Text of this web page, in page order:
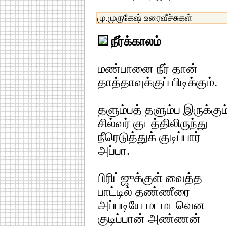
மு.முருகேஷ் உரைவீச்சுகள்
நீர்க்காலம்
மண்பானை நீர் தான்
தாத்தாவுக்குப் பிடிக்கும்.
தளும்பத் தளும்ப
சில்வர் குடத்திலிருந்து
நீரெடுத்துக் குடிப்பார்
அப்பா.
பிரிட்ஜுக்குள் வைத்த
பாட்டில் தண்ணீரை
அப்படியே மடமடவென
குடிப்பான் அண்ணன்